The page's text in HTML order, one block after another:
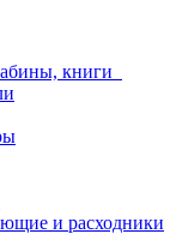
книги
и расходники